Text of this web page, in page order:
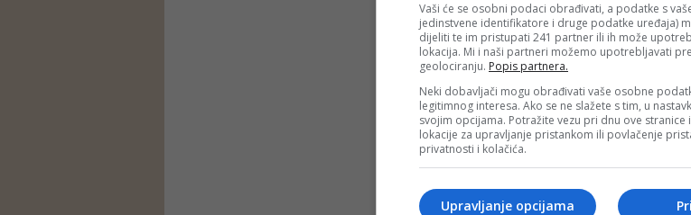
Vaši će se osobni podaci obrađivati, a podatke s
jedinstvene identifikatore i druge podatke uređaja)
dijeliti te im pristupati 241 partner ili ih može
lokacija. Mi i naši partneri možemo upotrebljavati
geolociranju. Popis partnera.
Neki dobavljači mogu obrađivati vaše osobne
legitimnog interesa. Ako se ne slažete s tim, u
svojim opcijama. Potražite vezu pri dnu ove stranice
lokacije za upravljanje pristankom ili povlačenje
privatnosti i kolačića.
Upravljanje opcijama